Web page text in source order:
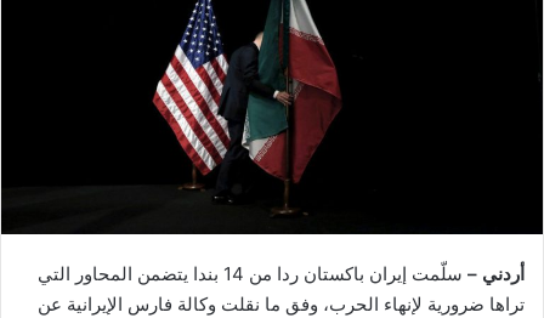
أردني –
سلّمت إيران باكستان ردا من 14 بندا يتضمن المحاور التي
تراها ضرورية لإنهاء الحرب، وفق ما نقلت وكالة فارس الإيرانية عن